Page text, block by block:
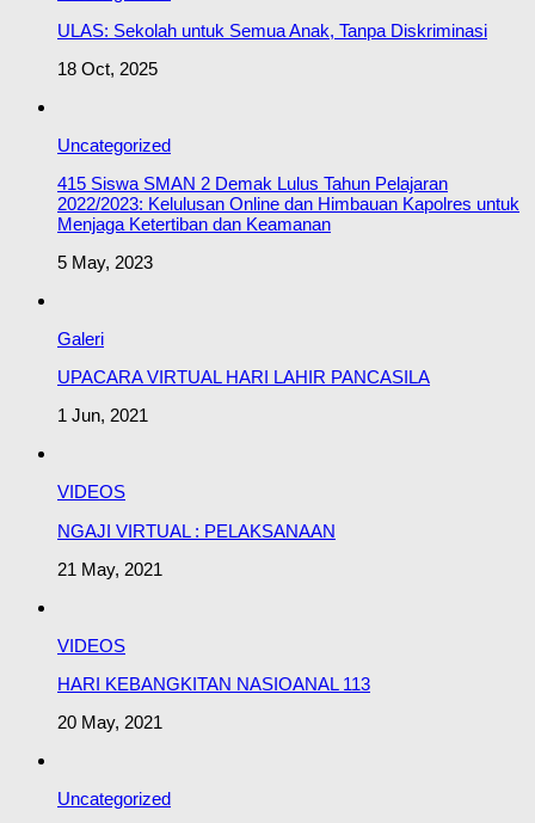
ULAS: Sekolah untuk Semua Anak, Tanpa Diskriminasi
18 Oct, 2025
Uncategorized
415 Siswa SMAN 2 Demak Lulus Tahun Pelajaran
2022/2023: Kelulusan Online dan Himbauan Kapolres untuk
Menjaga Ketertiban dan Keamanan
5 May, 2023
Galeri
UPACARA VIRTUAL HARI LAHIR PANCASILA
1 Jun, 2021
VIDEOS
NGAJI VIRTUAL : PELAKSANAAN
21 May, 2021
VIDEOS
HARI KEBANGKITAN NASIOANAL 113
20 May, 2021
Uncategorized